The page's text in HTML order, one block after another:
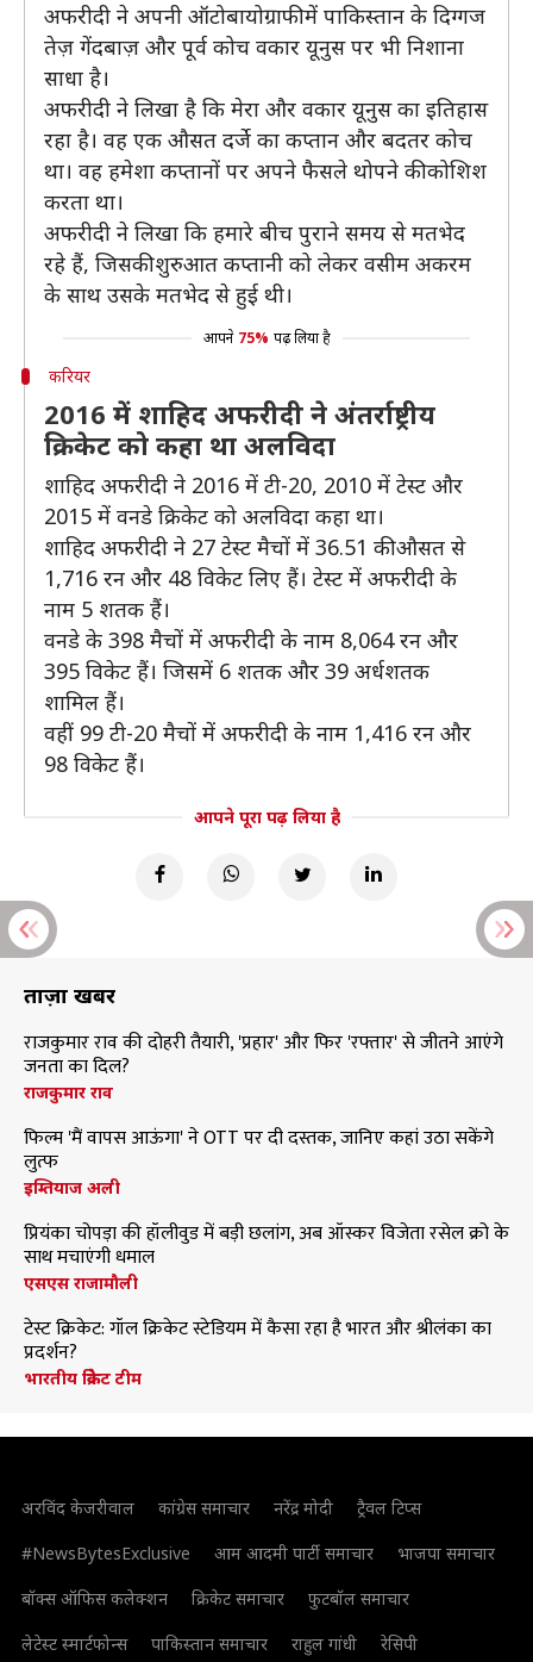
अफरीदी ने अपनी ऑटोबायोग्राफी में पाकिस्तान के दिग्गज
तेज़ गेंदबाज़ और पूर्व कोच वकार यूनुस पर भी निशाना
साधा है।
अफरीदी ने लिखा है कि मेरा और वकार यूनुस का इतिहास
रहा है। वह एक औसत दर्जे का कप्तान और बदतर कोच
था। वह हमेशा कप्तानों पर अपने फैसले थोपने की कोशिश
करता था।
अफरीदी ने लिखा कि हमारे बीच पुराने समय से मतभेद
रहे हैं, जिसकी शुरुआत कप्तानी को लेकर वसीम अकरम
के साथ उसके मतभेद से हुई थी।
आपने 75% पढ़ लिया है
करियर
2016 में शाहिद अफरीदी ने अंतर्राष्ट्रीय
क्रिकेट को कहा था अलविदा
शाहिद अफरीदी ने 2016 में टी-20, 2010 में टेस्ट और
2015 में वनडे क्रिकेट को अलविदा कहा था।
शाहिद अफरीदी ने 27 टेस्ट मैचों में 36.51 की औसत से
1,716 रन और 48 विकेट लिए हैं। टेस्ट में अफरीदी के
नाम 5 शतक हैं।
वनडे के 398 मैचों में अफरीदी के नाम 8,064 रन और
395 विकेट हैं। जिसमें 6 शतक और 39 अर्धशतक
शामिल हैं।
वहीं 99 टी-20 मैचों में अफरीदी के नाम 1,416 रन और
98 विकेट हैं।
आपने पूरा पढ़ लिया है
ताज़ा खबरें
राजकुमार राव की दोहरी तैयारी, 'प्रहार' और फिर 'रफ्तार' से जीतने आएंगे
जनता का दिल?
राजकुमार राव
फिल्म 'मैं वापस आऊंगा' ने OTT पर दी दस्तक, जानिए कहां उठा सकेंगे
लुत्फ
इम्तियाज अली
प्रियंका चोपड़ा की हॉलीवुड में बड़ी छलांग, अब ऑस्कर विजेता रसेल क्रो के
साथ मचाएंगी धमाल
एसएस राजामौली
टेस्ट क्रिकेट: गॉल क्रिकेट स्टेडियम में कैसा रहा है भारत और श्रीलंका का
प्रदर्शन?
भारतीय क्रिकेट टीम
अरविंद केजरीवाल कांग्रेस समाचार नरेंद्र मोदी
ट्रैवल टिप्स
#NewsBytesExclusive
आम आदमी पार्टी समाचार
भाजपा समाचार
बॉक्स ऑफिस कलेक्शन
क्रिकेट समाचार
फुटबॉल समाचार
लेटेस्ट स्मार्टफोन्स
पाकिस्तान समाचार राहुल गांधी रेसिपी